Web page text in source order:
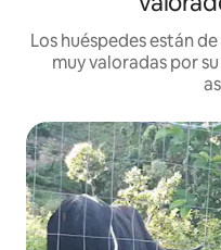
Los huéspedes están
muy valoradas por